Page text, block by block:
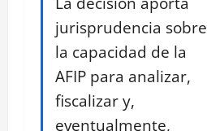
jurisprudencia sobre
la capacidad de la
AFIP para analizar,
fiscalizar y,
eventualmente,